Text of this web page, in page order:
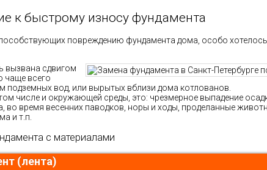
к быстрому износу фундамента
повреждению фундамента дома, особо
вызвана сдвигом
чаще всего
подземных вод, или вырытых вблизи дома котлованов.
числе и окружающей среды, это: чрезмерное выпадение
во время весенних паводков, норы и ходы, проделанные
и т.п.
с материалами
(лента)